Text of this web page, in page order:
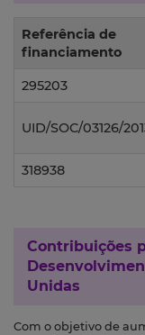
Referência de
financiamento
295203
UID/SOC/03126/
318938
Contribuições
Unidas
Com o objetivo de